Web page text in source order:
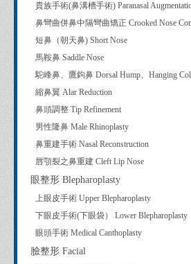
貴族手術(鼻溝槽手術) Paranasal
鼻彎曲併鼻中隔彎曲矯正 Crooked Nose
短鼻（朝天鼻) Short Nose
馬鞍鼻 Saddle Nose
駝峰鼻、鷹鉤鼻 Dorsal Hump、Hanging
縮鼻翼 Alar Reduction
鼻頭調整 Tip Refinement
男性隆鼻 Male Rhinoplasty
鼻重建手術 Nasal Reconstruction
唇顎裂之鼻重建 Cleft Lip Nose
眼整形 Blepharoplasty
上眼皮手術 Upper Blepharoplasty
下眼皮手術(下眼袋） Lower Blepharoplasty
眼頭手術 Medical Canthoplasty
臉整形 Facial